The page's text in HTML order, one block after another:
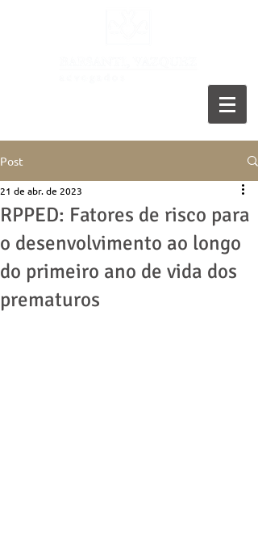
Post
RPPED: Fatores de risco para
o desenvolvimento ao longo
do primeiro ano de vida dos
prematuros
21 de abr. de 2023